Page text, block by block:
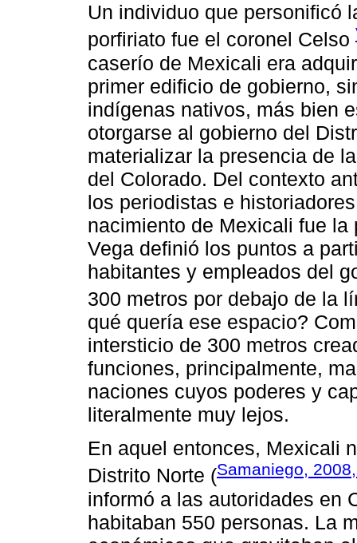
Un individuo que personificó
porfiriato fue el coronel Celso
caserío de Mexicali era
primer edificio de gobierno,
indígenas nativos, más bien
otorgarse al gobierno del
materializar la presencia de
del Colorado. Del contexto
los periodistas e
nacimiento de Mexicali fue
Vega definió los puntos a
habitantes y empleados del
300 metros por debajo de la
qué quería ese espacio?
intersticio de 300 metros
funciones, principalmente,
naciones cuyos poderes y
literalmente muy lejos.
En aquel entonces, Mexicali
Distrito Norte (Samaniego,
informó a las autoridades en
habitaban 550 personas. La